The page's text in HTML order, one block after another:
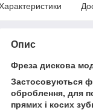
Опис
Фреза дискова
Застосовуються
оброблення, для
прямих і косих